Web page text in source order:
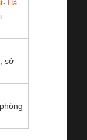
chống
Đà Nẵng
DOANH
sở